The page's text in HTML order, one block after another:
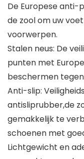
De Europese anti-
de zool om uw
voorwerpen.
Stalen neus: De
punten met
beschermen
Anti-slip:
antisliprubber,de
gemakkelijk te
schoenen met
Lichtgewicht en